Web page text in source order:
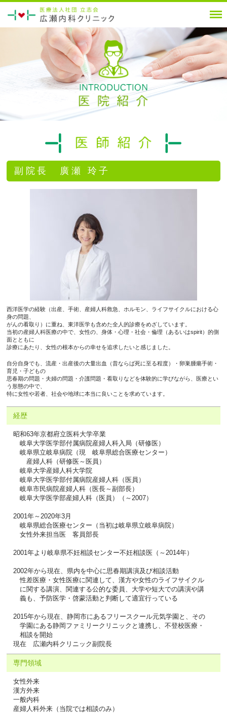
副院長 廣瀬 玲子
西洋医学の経験（出産、手術、産婦人科救急、ホルモン、ライフサイクルにおける心
身の問題、
がんの看取り）に重ね、東洋医学も含めた全人的診療をめざしています。
当初の産婦人科医療の中で、女性の、身体・心理・社会・倫理（あるいはspirit）的側
面とともに
診療にあたり、女性の根本からの幸せを追求したいと感じました。
自分自身でも、流産・出産後の大量出血（昔ならば死に至る程度）・卵巣腫瘍手術・
育児・子どもの
思春期の問題・夫婦の問題・介護問題・看取りなどを体験的に学びながら、医療とい
う形態の中で、
特に女性や若者、社会や地球に本当に良いことを求めています。
経歴
昭和63年京都府立医科大学卒業
岐阜大学医学部付属病院産婦人科入局（研修医）
岐阜県立岐阜病院（現 岐阜県総合医療センター）
産婦人科（研修医～医員）
岐阜大学産婦人科大学院
岐阜大学医学部付属病院産婦人科（医員）
岐阜市民病院産婦人科（医長～副部長）
岐阜大学医学部産婦人科（医員）（～2007）
2001年～2020年3月
岐阜県総合医療センター（当初は岐阜県立岐阜病院）
女性外来担当医 客員部長
2001年より岐阜県不妊相談センター不妊相談医（～2014年）
2002年から現在、県内を中心に思春期講演及び相談活動
性差医療・女性医療に関連して、漢方や女性のライフサイクル
に関する講演、関連する公的な委員、大学や短大での講演や講
義も、予防医学・啓蒙活動と判断して適宜行っている
2015年から現在、静岡市にあるフリースクール元気学園と、その
学園にある静岡ファミリークリニックと連携し、不登校医療・
相談を開始
現在 広瀬内科クリニック副院長
専門領域
女性外来
漢方外来
一般内科
産婦人科外来（当院では相談のみ）